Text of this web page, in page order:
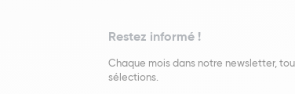
Restez informé !
Chaque mois dans notre newsletter,
sélections.